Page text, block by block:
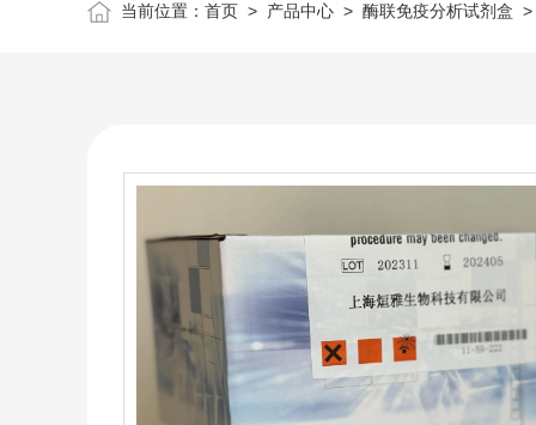
当前位置： 首页> 产品中心> 酶联免疫分析试剂盒